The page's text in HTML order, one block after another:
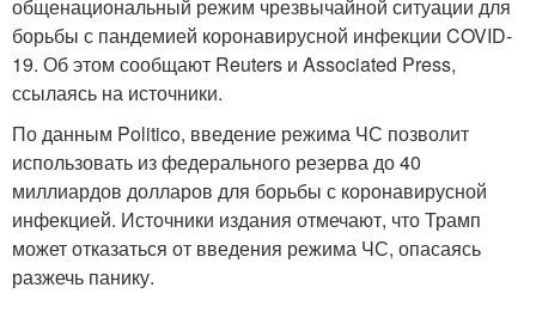
общенациональный режим чрезвычайной ситуации для
борьбы с пандемией коронавирусной инфекции COVID-
19. Об этом сообщают Reuters и Associated Press,
ссылаясь на источники.
По данным Politico, введение режима ЧС позволит
использовать из федерального резерва до 40
миллиардов долларов для борьбы с коронавирусной
инфекцией. Источники издания отмечают, что Трамп
может отказаться от введения режима ЧС, опасаясь
разжечь панику.